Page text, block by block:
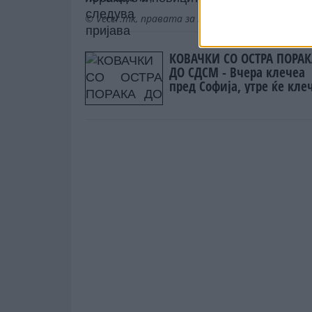
© Vecer.mk, правата за текстот се на
КОВАЧКИ СО ОСТРА
ДО СДСМ - Вчера клечеа
пред Софија, утре ќе
пред Белград, задутре